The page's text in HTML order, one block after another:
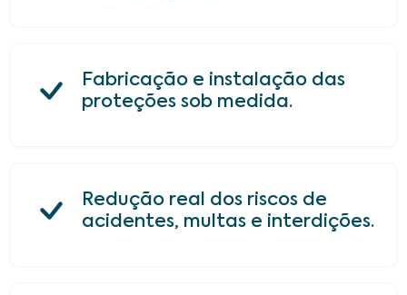
Fabricação e instalação das
proteções sob medida.
Redução real dos riscos de
acidentes, multas e interdições.